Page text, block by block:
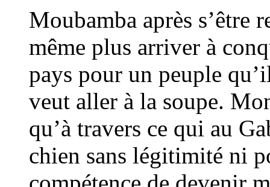
Moubamba après s’être
même plus arriver à
pays pour un peuple
veut aller à la soupe.
qu’à travers ce qui au
chien sans légitimité ni